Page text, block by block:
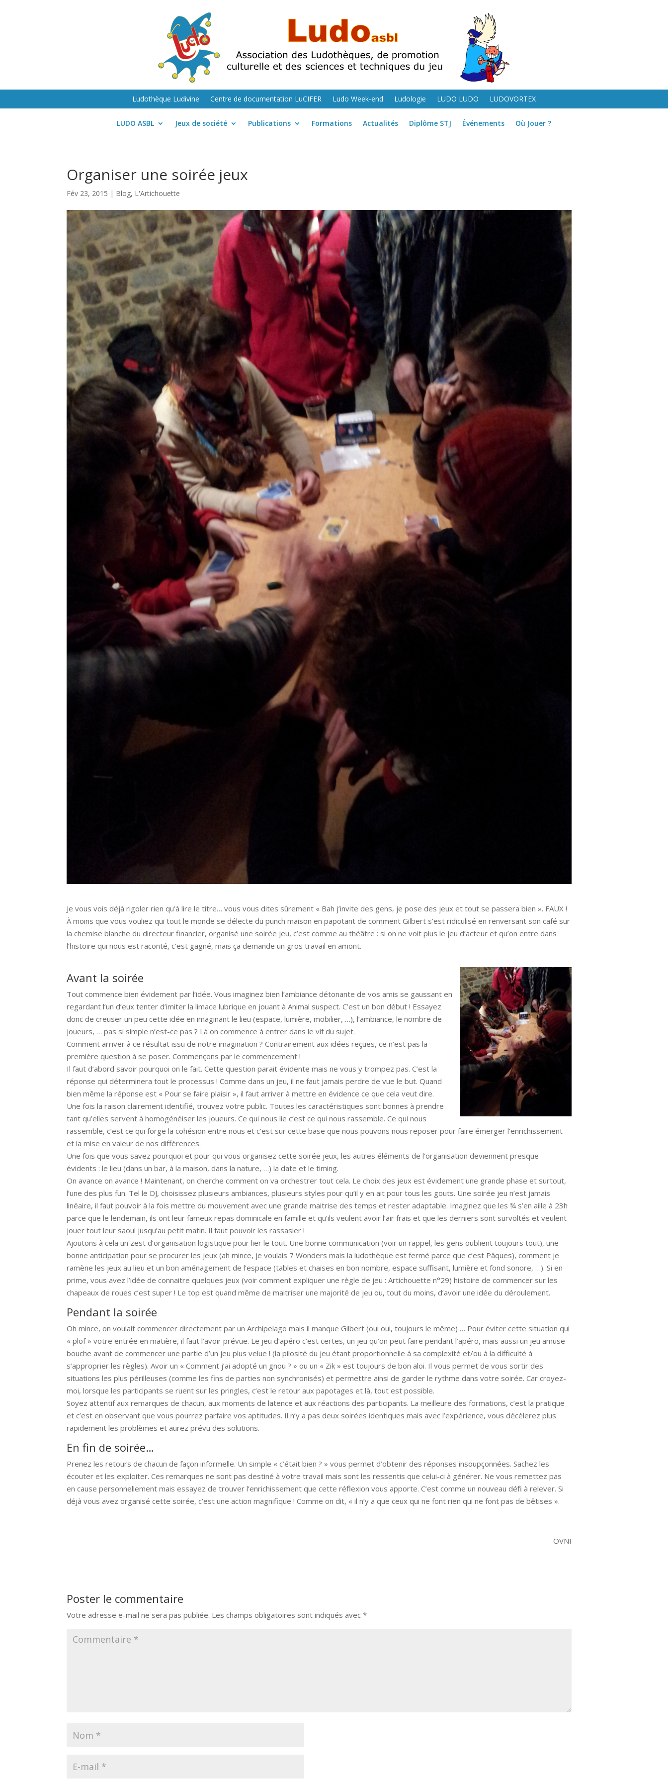
Ludothèque Ludivine Centre de documentation LuCIFER Ludo Week-end Ludologie LUDO LUDO LUDOVORTEX
LUDO ASBL Jeux de société Publications Formations Actualités Diplôme STJ Événements Où Jouer ?
Organiser une soirée jeux
Fév 23, 2015 | Blog, L'Artichouette
Je vous vois déjà rigoler rien qu’à lire le titre… vous vous dites sûrement « Bah j’invite des gens, je pose des jeux et tout se passera bien ». FAUX !
À moins que vous vouliez qui tout le monde se délecte du punch maison en papotant de comment Gilbert s’est ridiculisé en renversant son café sur
la chemise blanche du directeur financier, organisé une soirée jeu, c’est comme au théâtre : si on ne voit plus le jeu d’acteur et qu’on entre dans
l’histoire qui nous est raconté, c’est gagné, mais ça demande un gros travail en amont.
Avant la soirée
Tout commence bien évidement par l’idée. Vous imaginez bien l’ambiance détonante de vos amis se gaussant en
regardant l’un d’eux tenter d’imiter la limace lubrique en jouant à Animal suspect. C’est un bon début ! Essayez
donc de creuser un peu cette idée en imaginant le lieu (espace, lumière, mobilier, …), l’ambiance, le nombre de
joueurs, … pas si simple n’est-ce pas ? Là on commence à entrer dans le vif du sujet.
Comment arriver à ce résultat issu de notre imagination ? Contrairement aux idées reçues, ce n’est pas la
première question à se poser. Commençons par le commencement !
Il faut d’abord savoir pourquoi on le fait. Cette question parait évidente mais ne vous y trompez pas. C’est la
réponse qui déterminera tout le processus ! Comme dans un jeu, il ne faut jamais perdre de vue le but. Quand
bien même la réponse est « Pour se faire plaisir », il faut arriver à mettre en évidence ce que cela veut dire.
Une fois la raison clairement identifié, trouvez votre public. Toutes les caractéristiques sont bonnes à prendre
tant qu’elles servent à homogénéiser les joueurs. Ce qui nous lie c’est ce qui nous rassemble. Ce qui nous
rassemble, c’est ce qui forge la cohésion entre nous et c’est sur cette base que nous pouvons nous reposer pour faire émerger l’enrichissement
et la mise en valeur de nos différences.
Une fois que vous savez pourquoi et pour qui vous organisez cette soirée jeux, les autres éléments de l’organisation deviennent presque
évidents : le lieu (dans un bar, à la maison, dans la nature, …) la date et le timing.
On avance on avance ! Maintenant, on cherche comment on va orchestrer tout cela. Le choix des jeux est évidement une grande phase et surtout,
l’une des plus fun. Tel le DJ, choisissez plusieurs ambiances, plusieurs styles pour qu’il y en ait pour tous les gouts. Une soirée jeu n’est jamais
linéaire, il faut pouvoir à la fois mettre du mouvement avec une grande maitrise des temps et rester adaptable. Imaginez que les ¾ s’en aille à 23h
parce que le lendemain, ils ont leur fameux repas dominicale en famille et qu’ils veulent avoir l’air frais et que les derniers sont survoltés et veulent
jouer tout leur saoul jusqu’au petit matin. Il faut pouvoir les rassasier !
Ajoutons à cela un zest d’organisation logistique pour lier le tout. Une bonne communication (voir un rappel, les gens oublient toujours tout), une
bonne anticipation pour se procurer les jeux (ah mince, je voulais 7 Wonders mais la ludothèque est fermé parce que c’est Pâques), comment je
ramène les jeux au lieu et un bon aménagement de l’espace (tables et chaises en bon nombre, espace suffisant, lumière et fond sonore, …). Si en
prime, vous avez l’idée de connaitre quelques jeux (voir comment expliquer une règle de jeu : Artichouette n°29) histoire de commencer sur les
chapeaux de roues c’est super ! Le top est quand même de maitriser une majorité de jeu ou, tout du moins, d’avoir une idée du déroulement.
Pendant la soirée
Oh mince, on voulait commencer directement par un Archipelago mais il manque Gilbert (oui oui, toujours le même) … Pour éviter cette situation qui
« plof » votre entrée en matière, il faut l’avoir prévue. Le jeu d’apéro c’est certes, un jeu qu’on peut faire pendant l’apéro, mais aussi un jeu amuse-
bouche avant de commencer une partie d’un jeu plus velue ! (la pilosité du jeu étant proportionnelle à sa complexité et/ou à la difficulté à
s’approprier les règles). Avoir un « Comment j’ai adopté un gnou ? » ou un « Zik » est toujours de bon aloi. Il vous permet de vous sortir des
situations les plus périlleuses (comme les fins de parties non synchronisés) et permettre ainsi de garder le rythme dans votre soirée. Car croyez-
moi, lorsque les participants se ruent sur les pringles, c’est le retour aux papotages et là, tout est possible.
Soyez attentif aux remarques de chacun, aux moments de latence et aux réactions des participants. La meilleure des formations, c’est la pratique
et c’est en observant que vous pourrez parfaire vos aptitudes. Il n’y a pas deux soirées identiques mais avec l’expérience, vous décèlerez plus
rapidement les problèmes et aurez prévu des solutions.
En fin de soirée…
Prenez les retours de chacun de façon informelle. Un simple « c’était bien ? » vous permet d’obtenir des réponses insoupçonnées. Sachez les
écouter et les exploiter. Ces remarques ne sont pas destiné à votre travail mais sont les ressentis que celui-ci à générer. Ne vous remettez pas
en cause personnellement mais essayez de trouver l’enrichissement que cette réflexion vous apporte. C’est comme un nouveau défi à relever. Si
déjà vous avez organisé cette soirée, c’est une action magnifique ! Comme on dit, « il n’y a que ceux qui ne font rien qui ne font pas de bêtises ».
OVNI
Poster le commentaire
Votre adresse e-mail ne sera pas publiée. Les champs obligatoires sont indiqués avec*